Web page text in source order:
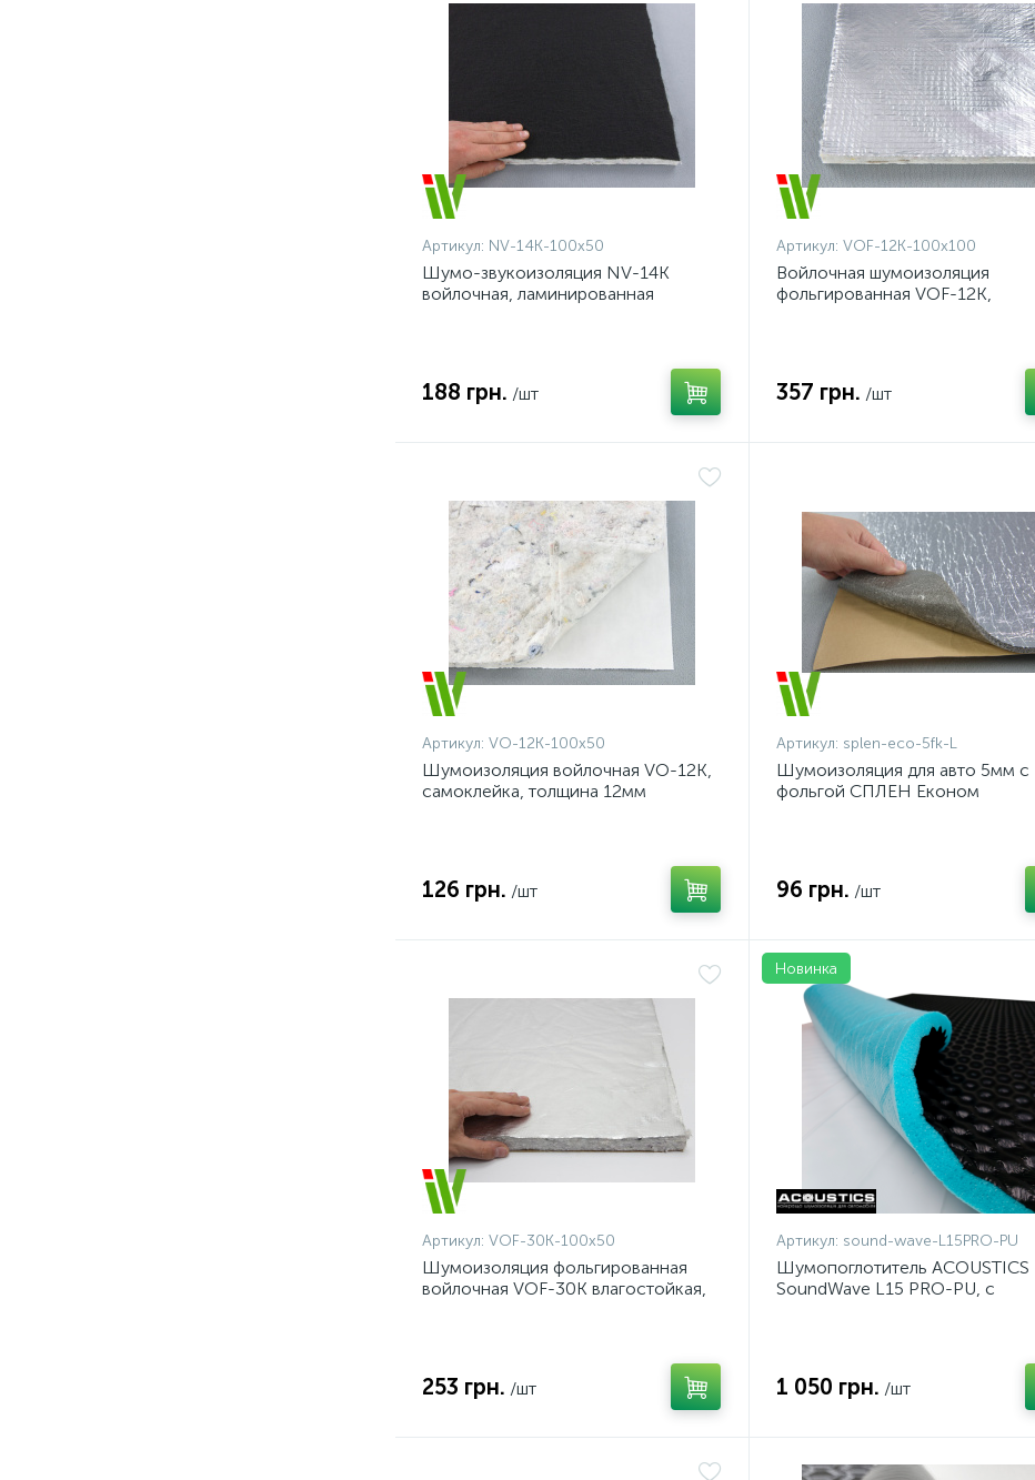
Артикул: NV-14K-100x50
Шумо-звукоизоляция NV-14K
войлочная, ламинированная
188 грн. /шт
Артикул: VOF-12K-100x100
Войлочная шумоизоляция
фольгированная VOF-12K,
357 грн. /шт
Артикул: VO-12K-100x50
Шумоизоляция войлочная VO-12K,
самоклейка, толщина 12мм
126 грн. /шт
Артикул: splen-eco-5fk-L
Шумоизоляция для авто 5мм с
фольгой СПЛЕН Економ
96 грн. /шт
Артикул: VOF-30K-100x50
Шумоизоляция фольгированная
войлочная VOF-30K влагостойкая,
253 грн. /шт
Новинка
Артикул: sound-wave-L15PRO-PU
Шумопоглотитель ACOUSTICS
SoundWave L15 PRO-PU, с
1 050 грн. /шт